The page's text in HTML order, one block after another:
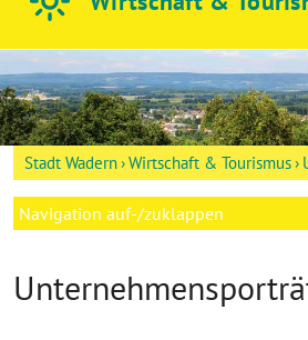
Stadt Wadern Wirtschaft & Tourismus
Navigation auf-/zuklappen